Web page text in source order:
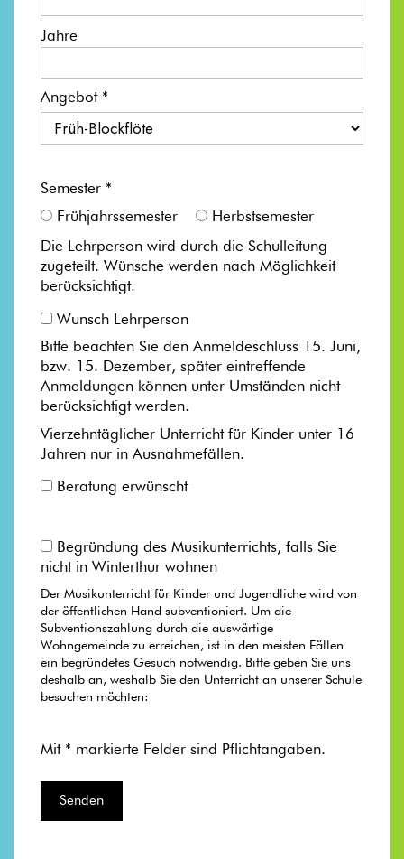
Jahre
Angebot *
Semester *
Frühjahrssemester
Herbstsemester
Die Lehrperson wird durch die Schulleitung
zugeteilt. Wünsche werden nach Möglichkeit
berücksichtigt.
Wunsch Lehrperson
Bitte beachten Sie den Anmeldeschluss 15. Juni,
bzw. 15. Dezember, später eintreffende
Anmeldungen können unter Umständen nicht
berücksichtigt werden.
Vierzehntäglicher Unterricht für Kinder unter 16
Jahren nur in Ausnahmefällen.
Beratung erwünscht
Begründung des Musikunterrichts, falls Sie
nicht in Winterthur wohnen
Der Musikunterricht für Kinder und Jugendliche wird von
der öffentlichen Hand subventioniert. Um die
Subventionszahlung durch die auswärtige
Wohngemeinde zu erreichen, ist in den meisten Fällen
ein begründetes Gesuch notwendig. Bitte geben Sie uns
deshalb an, weshalb Sie den Unterricht an unserer Schule
besuchen möchten:
Mit * markierte Felder sind Pflichtangaben.